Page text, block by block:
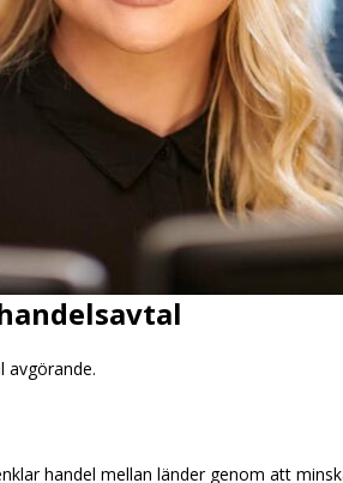
avgörande.
handel mellan länder genom att